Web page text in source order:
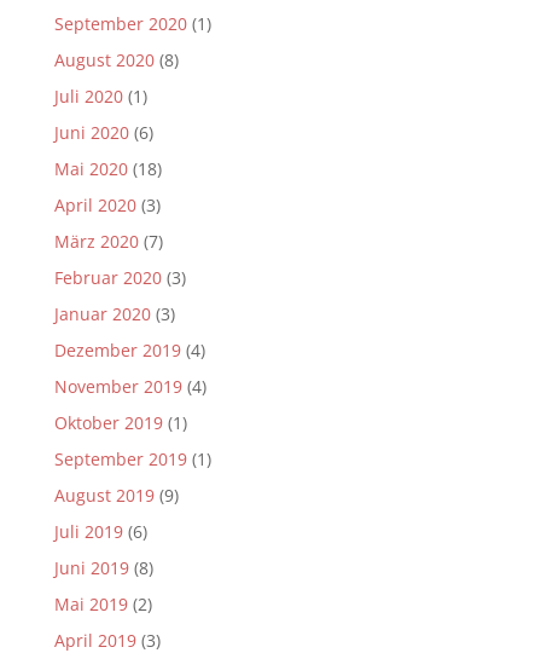
September 2020(1)
August 2020(8)
Juli 2020(1)
Juni 2020(6)
Mai 2020(18)
April 2020(3)
März 2020(7)
Februar 2020(3)
Januar 2020(3)
Dezember 2019(4)
November 2019(4)
Oktober 2019(1)
September 2019(1)
August 2019(9)
Juli 2019(6)
Juni 2019(8)
Mai 2019(2)
April 2019(3)